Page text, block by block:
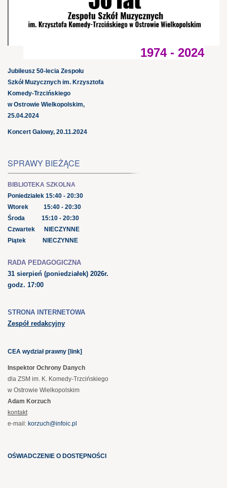
1974 - 2024
Jubileusz 50-lecia Zespołu
Szkół Muzycznych im. Krzysztofa
Komedy-Trzcińskiego
w Ostrowie Wielkopolskim,
25.04.2024
Koncert Galowy, 20.11.2024
SPRAWY BIEŻĄCE
BIBLIOTEKA SZKOLNA
Poniedziałek 15:40 - 20:30
Wtorek 15:40 - 20:30
Środa 15:10 - 20:30
Czwartek NIECZYNNE
Piątek NIECZYNNE
RADA PEDAGOGICZNA
31 sierpień (poniedziałek) 2026r.
godz. 17:00
STRONA INTERNETOWA
Zespół redakcyjny
CEA wydział prawny [link]
Inspektor Ochrony Danych
dla ZSM im. K. Komedy-Trzcińskiego
w Ostrowie Wielkopolskim
Adam Korzuch
kontakt
e-mail: korzuch@infoic.pl
OŚWIADCZENIE O DOSTĘPNOŚCI